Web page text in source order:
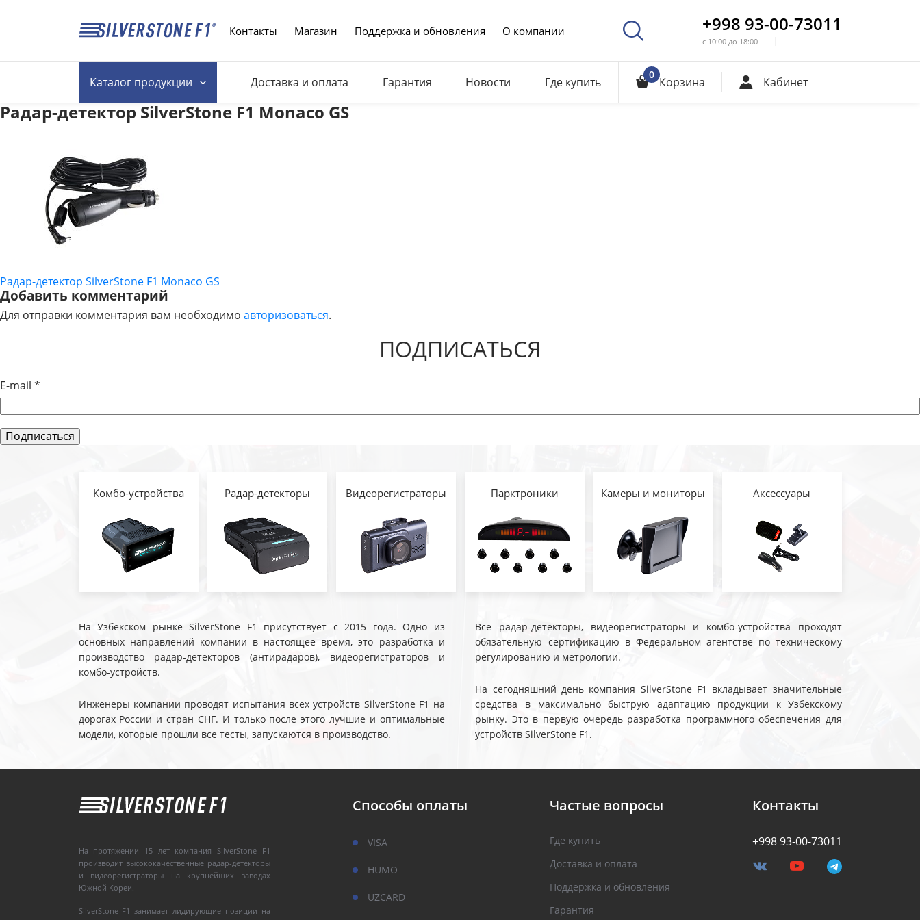
Контакты Магазин Поддержка и обновления О компании +998 93-00-73011
с 10:00 до 18:00
Каталогпродукции Доставка и оплата Гарантия Новости Где купить 0 Корзина Кабинет
Радар-детектор SilverStone F1 Monaco GS
НАВИГАЦИЯ
ПО
Радар-детектор SilverStone F1 Monaco GS
Добавить комментарий
Для отправки комментария вам необходимо авторизоваться.
ПОДПИСАТЬСЯ
E-mail *
Комбо-устройства Радар-детекторы Видеорегистраторы Парктроники Камеры и мониторы Аксессуары
На Узбекском рынке SilverStone F1 присутствует с 2015 года. Одно из
основных направлений компании в настоящее время, это разработка и
производство радар-детекторов (антирадаров), видеорегистраторов и
комбо-устройств.
Инженеры компании проводят испытания всех устройств SilverStone F1 на
дорогах России и стран СНГ. И только после этого лучшие и оптимальные
модели, которые прошли все тесты, запускаются в производство.
Все радар-детекторы, видеорегистраторы и комбо-устройства проходят
обязательную сертификацию в Федеральном агентстве по техническому
регулированию и метрологии.
На сегодняшний день компания SilverStone F1 вкладывает значительные
средства в максимально быструю адаптацию продукции к Узбекскому
рынку. Это в первую очередь разработка программного обеспечения для
устройств SilverStone F1.
На протяжении 15 лет компания SilverStone F1
производит высококачественные радар-детекторы
и видеорегистраторы на крупнейших заводах
Южной Кореи.
SilverStone F1 занимает лидирующие позиции на
Способы оплаты
VISA
HUMO
UZCARD
Частые вопросы
Где купить
Доставка и оплата
Поддержка и обновления
Гарантия
Контакты
+998 93-00-73011